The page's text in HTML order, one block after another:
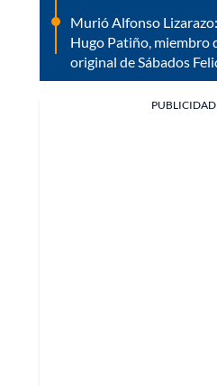
Murió Alfonso
Hugo Patiño, miembro
original de Sábados
PUBLICIDAD